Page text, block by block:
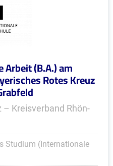
Arbeit (B.A.) am
Rotes Kreuz
– Kreisverband Rhön-
Studium (Internationale